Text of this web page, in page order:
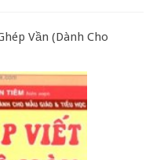
Vần (Dành Cho